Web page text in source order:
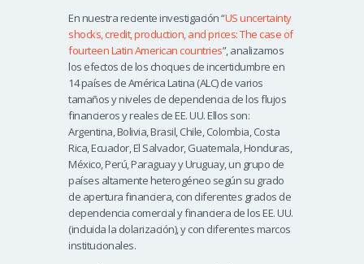
En nuestra reciente investigación “US uncertainty
shocks, credit, production, and prices: The case of
fourteen Latin American countries”, analizamos
los efectos de los choques de incertidumbre en
14 países de América Latina (ALC) de varios
tamaños y niveles de dependencia de los flujos
financieros y reales de EE. UU. Ellos son:
Argentina, Bolivia, Brasil, Chile, Colombia, Costa
Rica, Ecuador, El Salvador, Guatemala, Honduras,
México, Perú, Paraguay y Uruguay, un grupo de
países altamente heterogéneo según su grado
de apertura financiera, con diferentes grados de
dependencia comercial y financiera de los EE. UU.
(incluida la dolarización), y con diferentes marcos
institucionales.